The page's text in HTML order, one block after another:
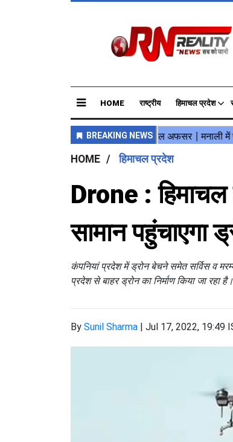
HOME राष्ट्रीय हिमाचल प्रदेश
HOME हिमाचल प्रदेश
Drone :
सामान पहुंचाएगा
कंपनियां प्रदेश में ड्रोन बेचने समेत सर्विस व
प्रदेश से बाहर ड्रोन का निर्माण किया जा रहा है।
By Sunil Sharma | Jul 17, 2022, 19:49